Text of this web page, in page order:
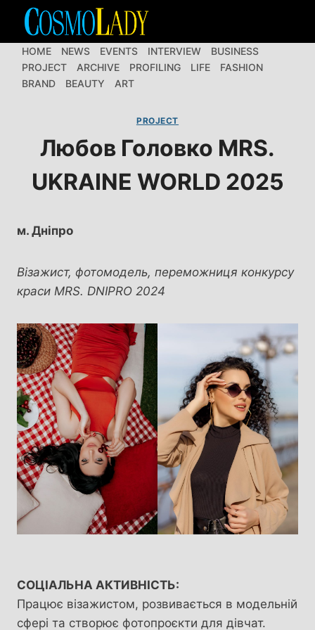
Перейти
вмістуHOME NEWS EVENTS INTERVIEW
BUSINESS
PROJECT
ARCHIVE PROFILING LIFE
FASHION
BRAND
BEAUTY ART
PROJECT
Любов Головко MRS.
UKRAINE WORLD 2025
м. Дніпро
Візажист, фотомодель, переможниця конкурсу
краси MRS. DNIPRO 2024
СОЦІАЛЬНА АКТИВНІСТЬ:
Працює візажистом, розвивається в модельній
сфері та створює фотопроєкти для дівчат.